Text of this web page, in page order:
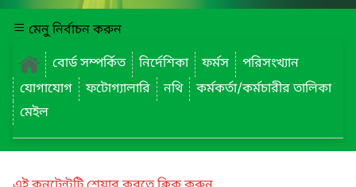
মেনু নির্বাচন করুন
বোর্ড সম্পর্কিত
নির্দেশিকা ফর্মস
পরিসংখ্যান
যোগাযোগ
ফটোগ্যালারি নথি
কর্মকর্তা/কর্মচারীর তালিকা
মেইল